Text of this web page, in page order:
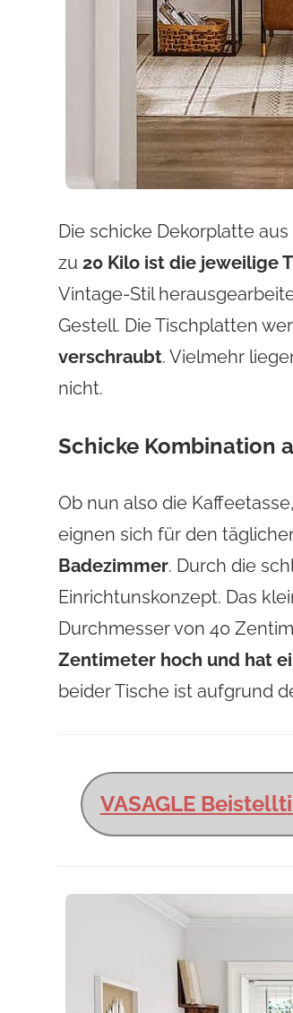
Die schicke Dekorplatte
zu 20 Kilo ist die jeweilige
Vintage-Stil
Gestell. Die Tischplatten
verschraubt. Vielmehr
nicht.
Schicke Kombination
Ob nun also die
eignen sich für den
Badezimmer. Durch die
Einrichtunskonzept. Das
Durchmesser von 40
Zentimeter hoch und hat
beider Tische ist aufgrund
VASAGLE